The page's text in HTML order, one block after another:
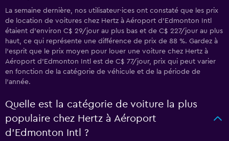
La semaine dernière, nos utilisateur·ices ont constaté que les prix
de location de voitures chez Hertz à Aéroport d'Edmonton Intl
étaient d’environ C$ 29/jour au plus bas et de C$ 227/jour au plus
haut, ce qui représente une différence de prix de 88 %. Gardez à
l’esprit que le prix moyen pour louer une voiture chez Hertz à
Aéroport d'Edmonton Intl est de C$ 77/jour, prix qui peut varier
en fonction de la catégorie de véhicule et de la période de
l’année.
Quelle est la catégorie de voiture la plus
populaire chez Hertz à Aéroport
d'Edmonton Intl ?